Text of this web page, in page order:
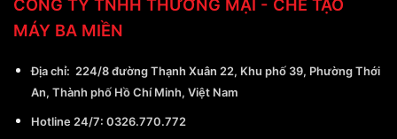
CÔNG TY TNHH THƯƠNG MẠI - CHẾ TẠO
MÁY BA MIỀN
Địa chỉ: 224/8 đường Thạnh Xuân 22, Khu phố 39, Phường Thới
An, Thành phố Hồ Chí Minh, Việt Nam
Hotline 24/7: 0326.770.772